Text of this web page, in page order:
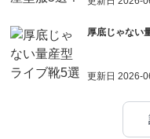
厚底じゃない
更新日2026-